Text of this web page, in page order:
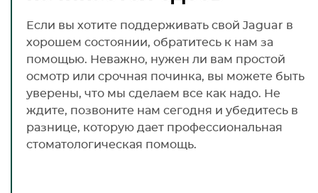
Если вы хотите поддерживать свой Jaguar в
хорошем состоянии, обратитесь к нам за
помощью. Неважно, нужен ли вам простой
осмотр или срочная починка, вы можете быть
уверены, что мы сделаем все как надо. Не
ждите, позвоните нам сегодня и убедитесь в
разнице, которую дает профессиональная
стоматологическая помощь.